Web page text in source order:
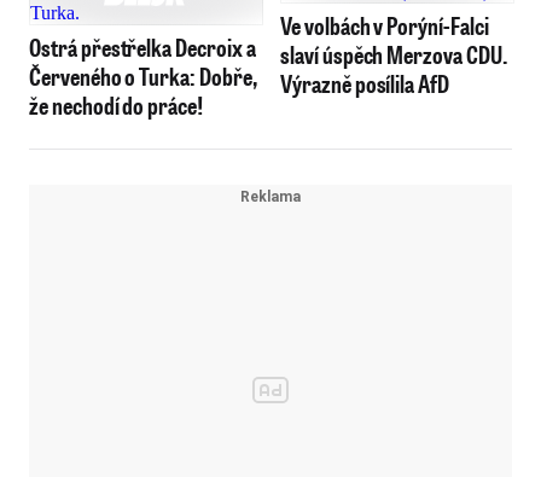
Ostrá přestřelka Decroix a
Červeného o Turka: Dobře,
že nechodí do práce!
Ve volbách v Porýní-Falci
slaví úspěch Merzova CDU.
Výrazně posílila AfD